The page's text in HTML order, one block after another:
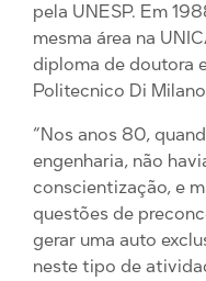
pela UNESP. Em
mesma área na
diploma de doutora
Politecnico Di
“Nos anos 80,
engenharia, não
conscientização, e
questões de
gerar uma auto
neste tipo de